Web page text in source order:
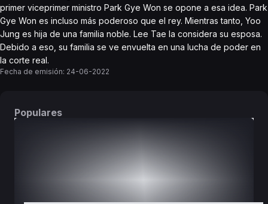
primer viceprimer ministro Park Gye Won se opone a esa idea. Park
Gye Won es incluso más poderoso que el rey. Mientras tanto, Yoo
Jung es hija de una familia noble. Lee Tae la considera su esposa.
Debido a eso, su familia se ve envuelta en una lucha de poder en
la corte real.
Fecha de emisión: 24-06-2022
Populares